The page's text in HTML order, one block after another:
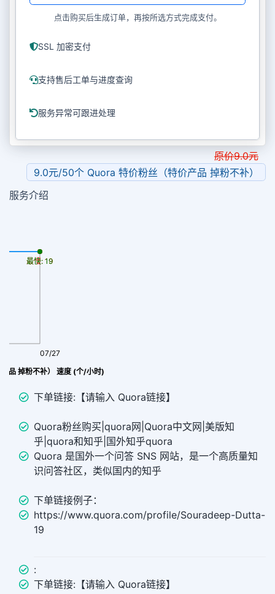
点击购买后生成订单，再按所选方式完成支付。
SSL 加密支付
支持售后工单与进度查询
服务异常可跟进处理
原价9.0元
9.0元/50个 Quora 特价粉丝（特价产品 掉粉不补）
服务介绍
品 掉粉不补） 速度 (个/小时)
07/27
最慢: 19
最快: 19
下单链接:【请输入 Quora链接】
Quora粉丝购买|quora网|Quora中文网|美版知
乎|quora和知乎|国外知乎quora
Quora 是国外一个问答 SNS 网站，是一个高质量知
识问答社区，类似国内的知乎
下单链接例子：
https://www.quora.com/profile/Souradeep-Dutta-
19
:
下单链接:【请输入 Quora链接】